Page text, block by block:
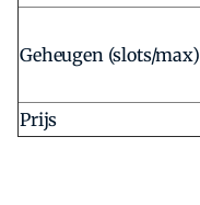
Geheugen (slots/max)
Prijs